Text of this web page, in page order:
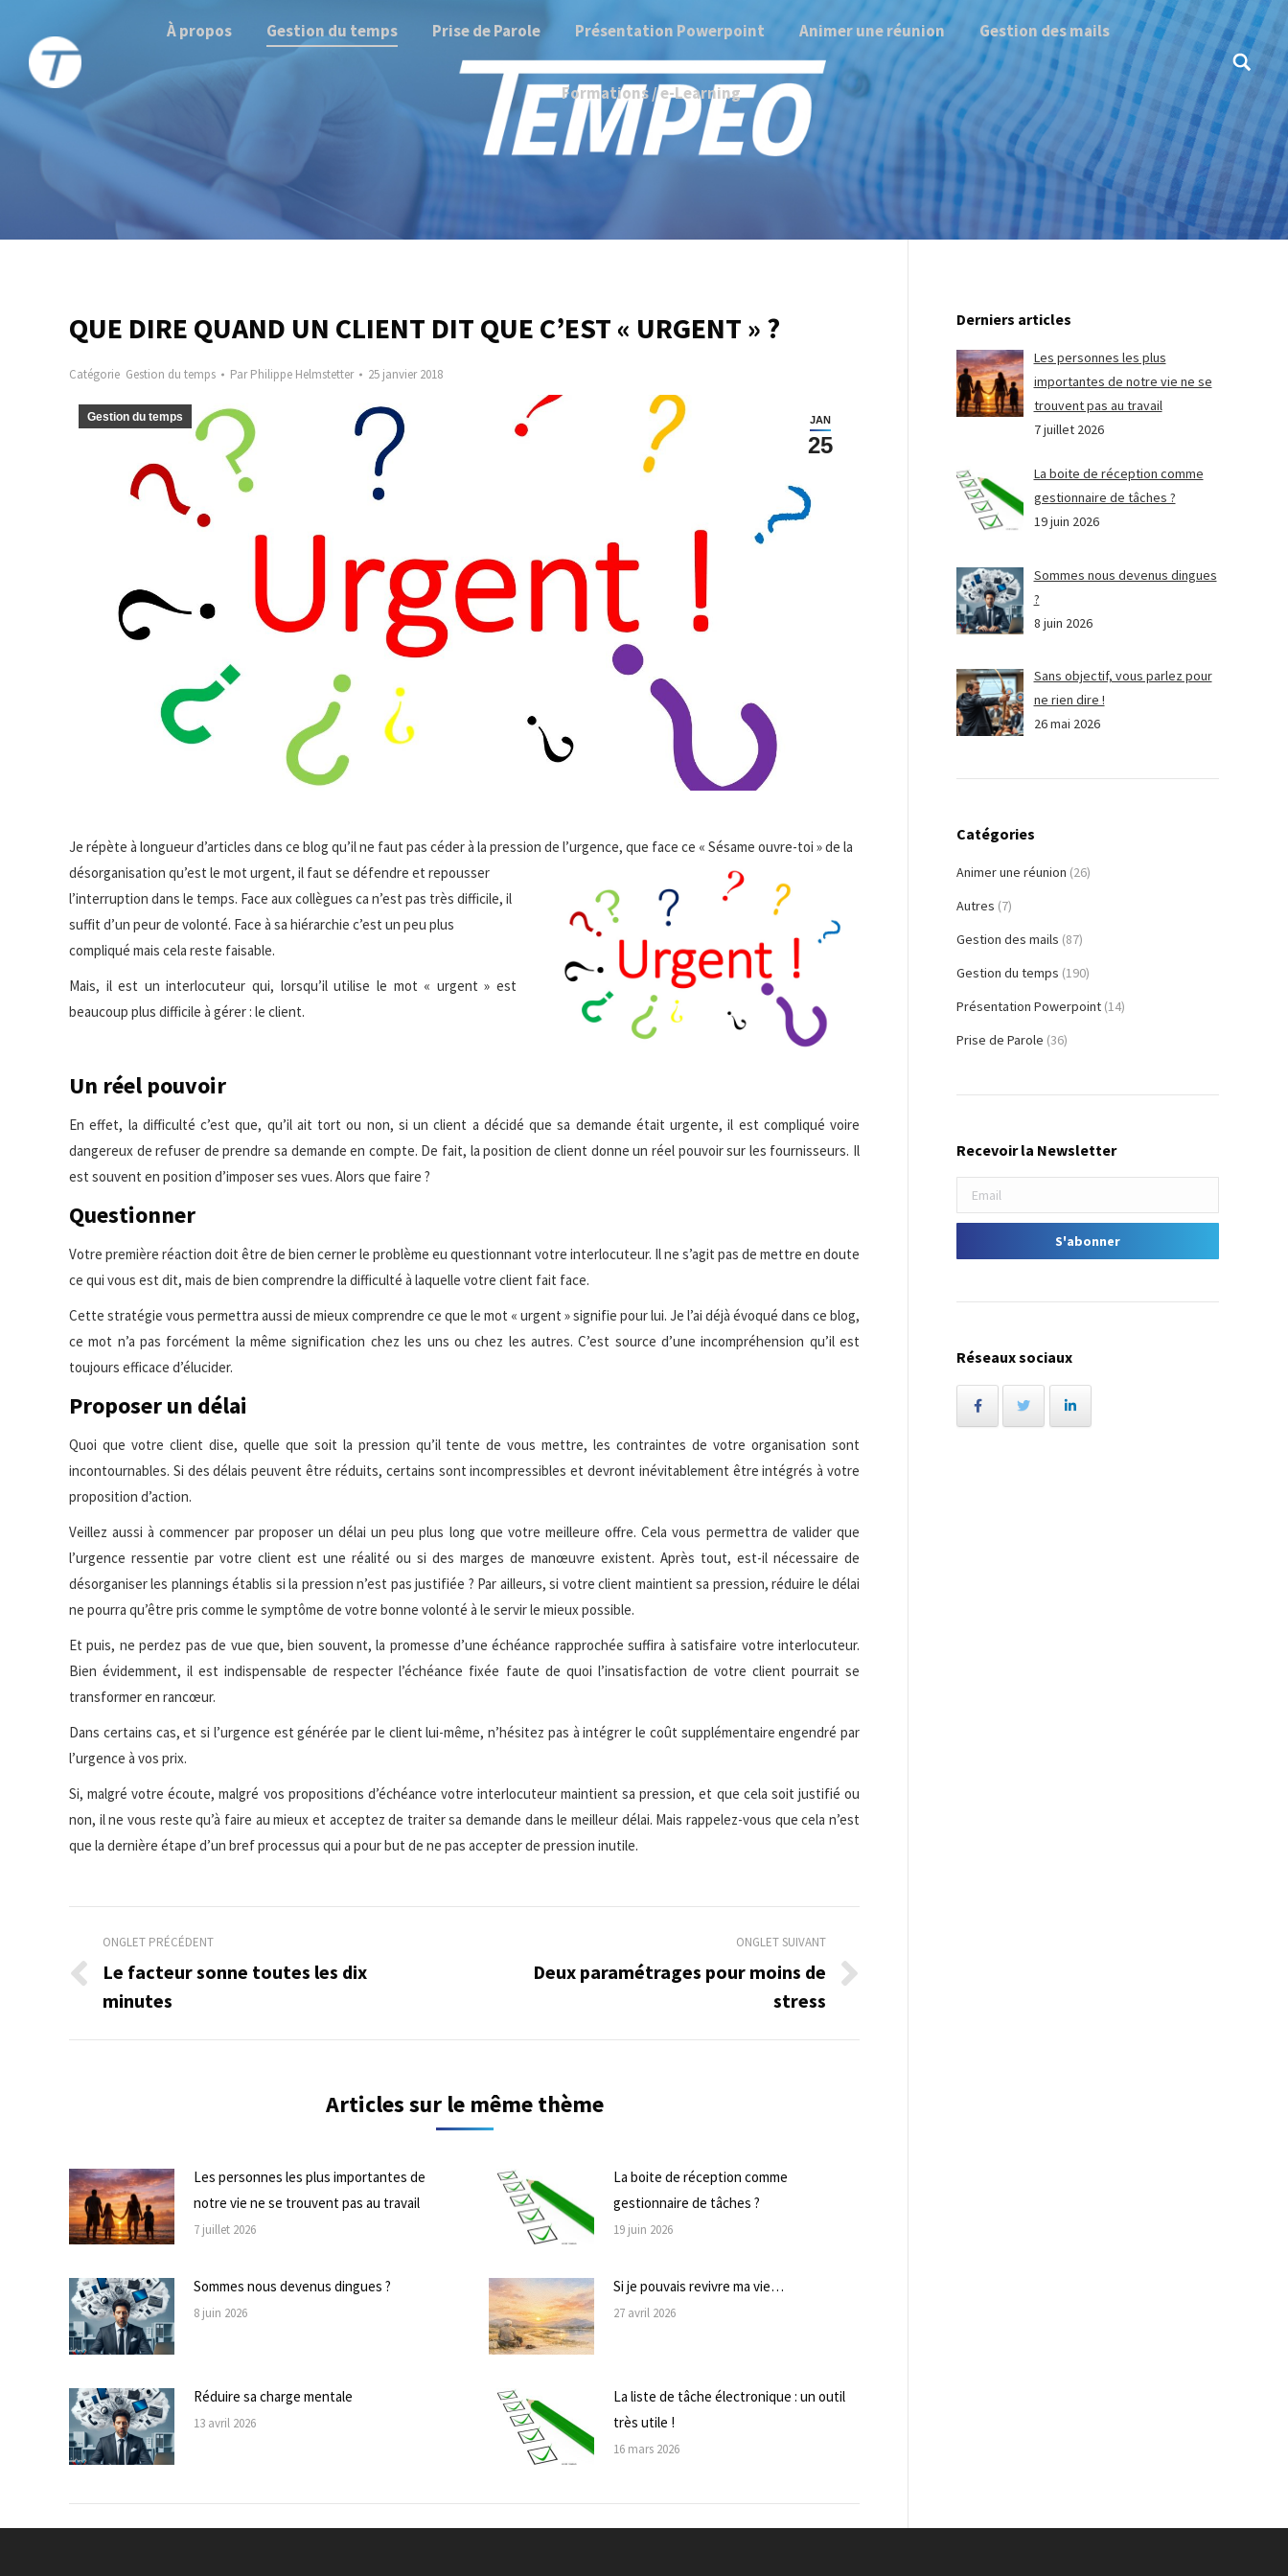
À propos Gestion du temps Prise de Parole Présentation Powerpoint Animer une réunion Gestion des mails
Formations / e-Learning
Search:
QUE DIRE QUAND UN CLIENT DIT QUE C’EST « URGENT » ?
Catégorie Gestion du temps ParPhilippe Helmstetter 25 janvier 2018
JAN
25
Gestion du temps
Je répète à longueur d’articles dans ce blog qu’il ne faut pas céder à la pression de l’urgence, que face ce « Sésame ouvre-toi » de la
désorganisation qu’est le mot urgent, il faut se défendre et repousser
l’interruption dans le temps. Face aux collègues ca n’est pas très difficile, il
suffit d’un peur de volonté. Face à sa hiérarchie c’est un peu plus
compliqué mais cela reste faisable.
Mais, il est un interlocuteur qui, lorsqu’il utilise le mot « urgent » est
beaucoup plus difficile à gérer : le client.
Un réel pouvoir
En effet, la difficulté c’est que, qu’il ait tort ou non, si un client a décidé que sa demande était urgente, il est compliqué voire
dangereux de refuser de prendre sa demande en compte. De fait, la position de client donne un réel pouvoir sur les fournisseurs. Il
est souvent en position d’imposer ses vues. Alors que faire ?
Questionner
Votre première réaction doit être de bien cerner le problème eu questionnant votre interlocuteur. Il ne s’agit pas de mettre en doute
ce qui vous est dit, mais de bien comprendre la difficulté à laquelle votre client fait face.
Cette stratégie vous permettra aussi de mieux comprendre ce que le mot « urgent » signifie pour lui. Je l’ai déjà évoqué dans ce blog,
ce mot n’a pas forcément la même signification chez les uns ou chez les autres. C’est source d’une incompréhension qu’il est
toujours efficace d’élucider.
Proposer un délai
Quoi que votre client dise, quelle que soit la pression qu’il tente de vous mettre, les contraintes de votre organisation sont
incontournables. Si des délais peuvent être réduits, certains sont incompressibles et devront inévitablement être intégrés à votre
proposition d’action.
Veillez aussi à commencer par proposer un délai un peu plus long que votre meilleure offre. Cela vous permettra de valider que
l’urgence ressentie par votre client est une réalité ou si des marges de manœuvre existent. Après tout, est-il nécessaire de
désorganiser les plannings établis si la pression n’est pas justifiée ? Par ailleurs, si votre client maintient sa pression, réduire le délai
ne pourra qu’être pris comme le symptôme de votre bonne volonté à le servir le mieux possible.
Et puis, ne perdez pas de vue que, bien souvent, la promesse d’une échéance rapprochée suffira à satisfaire votre interlocuteur.
Bien évidemment, il est indispensable de respecter l’échéance fixée faute de quoi l’insatisfaction de votre client pourrait se
transformer en rancœur.
Dans certains cas, et si l’urgence est générée par le client lui-même, n’hésitez pas à intégrer le coût supplémentaire engendré par
l’urgence à vos prix.
Si, malgré votre écoute, malgré vos propositions d’échéance votre interlocuteur maintient sa pression, et que cela soit justifié ou
non, il ne vous reste qu’à faire au mieux et acceptez de traiter sa demande dans le meilleur délai. Mais rappelez-vous que cela n’est
que la dernière étape d’un bref processus qui a pour but de ne pas accepter de pression inutile.
Navigation
de
commentaire
ONGLET PRÉCÉDENT
Onglet
précédent
Le facteur sonne toutes les dix
minutes
ONGLET SUIVANT
Deux paramétrages pour moins de
stress
Articles sur le même thème
Les personnes les plus importantes de
notre vie ne se trouvent pas au travail
7 juillet 2026
La boite de réception comme
gestionnaire de tâches ?
19 juin 2026
Sommes nous devenus dingues ?
8 juin 2026
Si je pouvais revivre ma vie…
27 avril 2026
Réduire sa charge mentale
13 avril 2026
La liste de tâche électronique : un outil
très utile !
16 mars 2026
Derniers articles
Les personnes les plus
importantes de notre vie ne se
trouvent pas au travail
7 juillet 2026
La boite de réception comme
gestionnaire de tâches ?
19 juin 2026
Sommes nous devenus dingues
?
8 juin 2026
Sans objectif, vous parlez pour
ne rien dire !
26 mai 2026
Catégories
Animer une réunion (26)
Autres (7)
Gestion des mails (87)
Gestion du temps (190)
Présentation Powerpoint (14)
Prise de Parole (36)
Recevoir la Newsletter
Réseaux sociaux